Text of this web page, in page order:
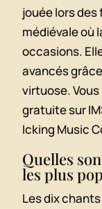
jouée lors
médiévale où
occasions.
avancés
virtuose.
gratuite sur
Icking Music
Quelles
les plus
Les dix